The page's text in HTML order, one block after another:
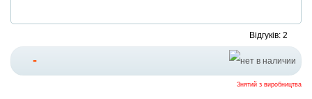
Відгуків: 2
-
Знятий з виробництва